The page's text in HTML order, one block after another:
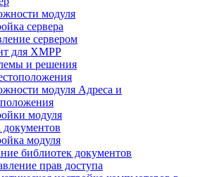
модуля
сервера
сервером
для XMPP
и решения
модуля Адреса и
модуля
документов
модуля
библиотек документов
прав доступа